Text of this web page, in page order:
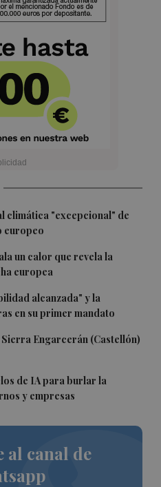
climática "excepcional" de
europeo
un calor que revela la
europea
alcanzada" y la
en su primer mandato
Engarcerán (Castellón)
de IA para burlar la
y empresas
al canal de